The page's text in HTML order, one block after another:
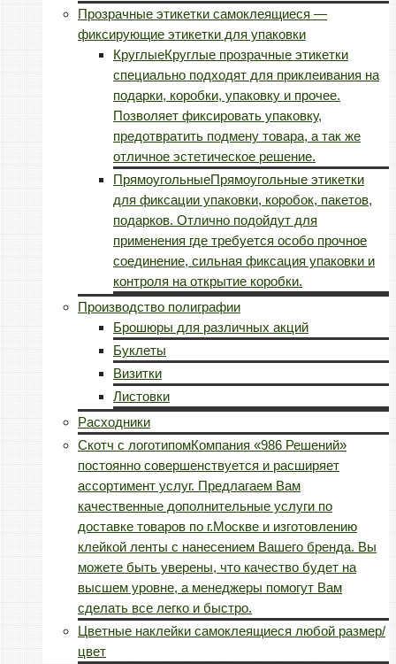
Прозрачные этикетки самоклеящиеся —
фиксирующие этикетки для упаковки
КруглыеКруглые прозрачные этикетки
специально подходят для приклеивания на
подарки, коробки, упаковку и прочее.
Позволяет фиксировать упаковку,
предотвратить подмену товара, а так же
отличное эстетическое решение.
ПрямоугольныеПрямоугольные этикетки
для фиксации упаковки, коробок, пакетов,
подарков. Отлично подойдут для
применения где требуется особо прочное
соединение, сильная фиксация упаковки и
контроля на открытие коробки.
Производство полиграфии
Брошюры для различных акций
Буклеты
Визитки
Листовки
Расходники
Скотч с логотипомКомпания «986 Решений»
постоянно совершенствуется и расширяет
ассортимент услуг. Предлагаем Вам
качественные дополнительные услуги по
доставке товаров по г.Москве и изготовлению
клейкой ленты с нанесением Вашего бренда. Вы
можете быть уверены, что качество будет на
высшем уровне, а менеджеры помогут Вам
сделать все легко и быстро.
Цветные наклейки самоклеящиеся любой размер/
цвет